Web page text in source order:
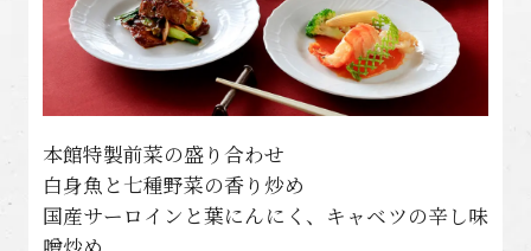
本館特製前菜の盛り合わせ
白身魚と七種野菜の香り炒め
国産サーロインと葉にんにく、キャベツの辛し味